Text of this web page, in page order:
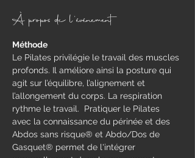
À propos de l'événement
Méthode
​Le Pilates privilégie le travail des muscles
profonds. Il améliore ainsi la posture qui
agit sur l’équilibre, l’alignement et
l’allongement du corps. La respiration
rythme le travail.  Pratiquer le Pilates
avec la connaissance du périnée et des
Abdos sans risque® et Abdo/Dos de
Gasquet® permet de l'intégrer